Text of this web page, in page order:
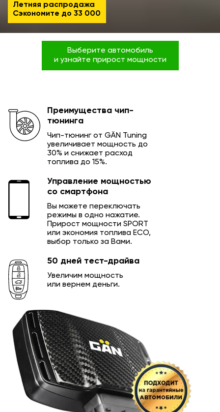
Летняя распродажа
Сэкономите до 33 000
Выберите автомобиль
и узнайте прирост мощности
Преимущества чип-
тюнинга
Чип-тюнинг от GÄN Tuning
увеличивает мощность до
30% и снижает расход
топлива до 15%.
Управление мощностью
со смартфона
Вы можете переключать
режимы в одно нажатие.
Прирост мощности SPORT
или экономия топлива ECO,
выбор только за Вами.
50 дней тест-драйва
Увеличим мощность
или вернем деньги.